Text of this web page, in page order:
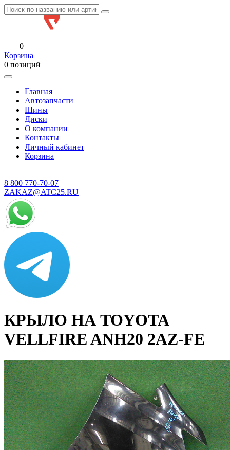
0
Корзина
0 позиций
Главная
Автозапчасти
Шины
Диски
О компании
Контакты
Личный кабинет
Корзина
8 800 770-70-07
ZAKAZ@ATC25.RU
КРЫЛО НА TOYOTA
VELLFIRE ANH20 2AZ-FE